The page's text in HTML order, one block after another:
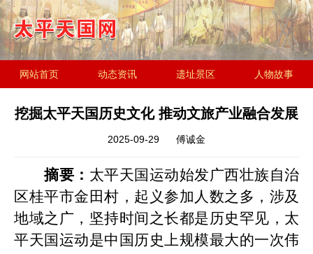
网站首页 动态资讯 遗址景区 人物故事
挖掘太平天国历史文化 推动文旅产业融合发展
2025-09-29 傅诚金
摘要： 太平天国运动始发广西壮族自治
区桂平市金田村，起义参加人数之多，涉及
地域之广，坚持时间之长都是历史罕见，太
平天国运动是中国历史上规模最大的一次伟